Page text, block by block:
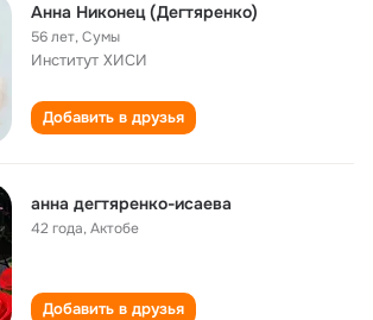
Анна Никонец (Дегтяренко)
56 лет,Сумы
Институт ХИСИ
Добавить в друзья
анна дегтяренко-исаева
42 года,Актобе
Добавить в друзья